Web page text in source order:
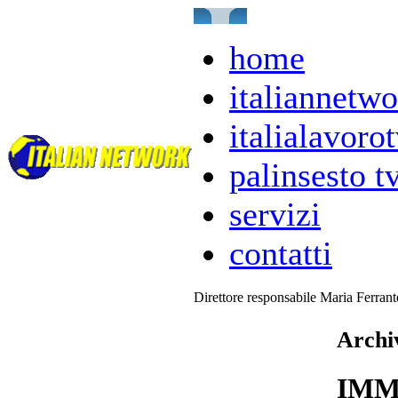
home
palinsesto
servizi
contatti
Direttore responsabile Maria